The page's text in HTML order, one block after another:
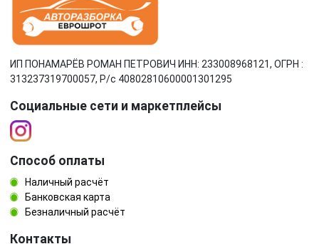
ИП ПОНАМАРЁВ РОМАН ПЕТРОВИЧ ИНН: 233008968121, ОГРН :
313237319700057, Р/c 40802810600001301295
Социальные сети и маркетплейсы
Способ оплаты
Наличный расчёт
Банковская карта
Безналичный расчёт
Контакты